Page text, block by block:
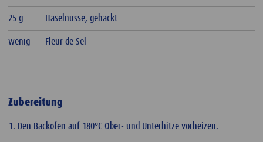
25 g Haselnüsse, gehackt
wenig Fleur de Sel
Zubereitung
Den Backofen auf 180°C Ober- und Unterhitze vorheizen.